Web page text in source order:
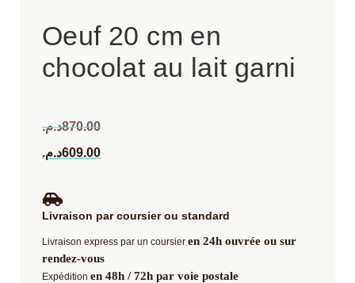
Oeuf 20 cm en
chocolat au lait garni
870.00د.م.
609.00د.م.
Livraison par coursier ou standard
Livraison express par un coursier en 24h ouvrée ou sur
rendez-vous
Expédition en 48h / 72h par voie postale